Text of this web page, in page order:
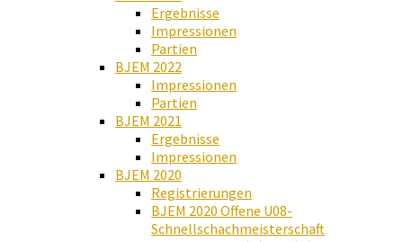
Ergebnisse
Impressionen
Partien
BJEM 2022
Impressionen
Partien
BJEM 2021
Ergebnisse
Impressionen
BJEM 2020
Registrierungen
BJEM 2020 Offene U08-
Schnellschachmeisterschaft